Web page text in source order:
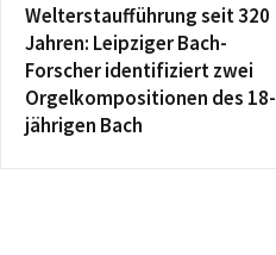
Welterstaufführung seit 320
Jahren: Leipziger Bach-
Forscher identifiziert zwei
Orgelkompositionen des 18-
jährigen Bach